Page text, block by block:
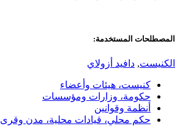
المصطلحات المستخدمة:
الكنيست, دافيد أزولاي
كنيست، هيئات وأعضاء
حكومة، وزارات ومؤسسات
أنظمة وقوانين
حكم محلي، قيادات محلية، مدن وقرى